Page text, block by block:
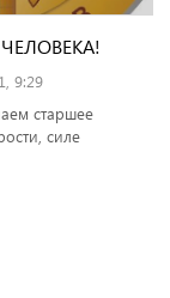
9:29
старшее
силе